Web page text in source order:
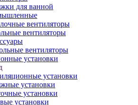
для ванной
вентиляторы
вентиляторы
вентиляторы
установки
установки
установки
установки
установки